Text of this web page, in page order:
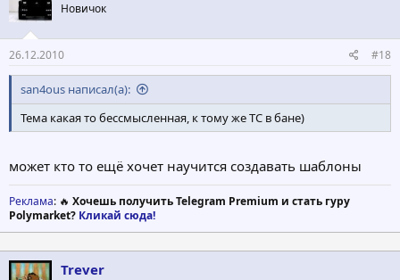
Новичок
26.12.2010 #18
san4ous написал(а):
Тема какая то бессмысленная, к тому же ТС в бане)
может кто то ещё хочет научится создавать шаблоны
Реклама: 🔥 Хочешь получить Telegram Premium и стать гуру
Polymarket? Кликай сюда!
Trever